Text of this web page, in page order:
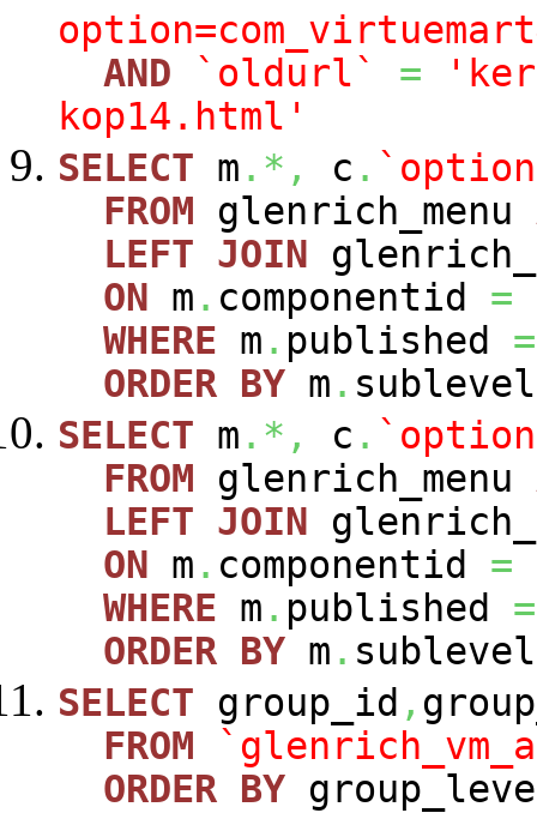
AND
`oldurl` =
kop14.html'
SELECT m .*, c .
FROM glenrich_menu
LEFT JOIN
ON m . componentid =
WHERE m . published =
ORDER BY m . sublevel
SELECT m .*, c .
FROM glenrich_menu
LEFT JOIN
ON m . componentid =
WHERE m . published =
ORDER BY m . sublevel
SELECT group_id ,
FROM
ORDER BY